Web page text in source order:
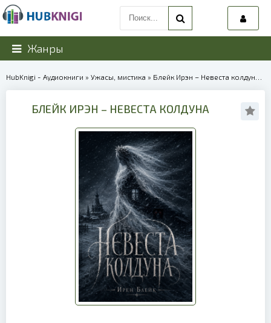
Жанры
HubKnigi - Аудиокниги » Ужасы, мистика » Блейк Ирэн – Невеста колдуна | 40142
БЛЕЙК ИРЭН – НЕВЕСТА КОЛДУНА